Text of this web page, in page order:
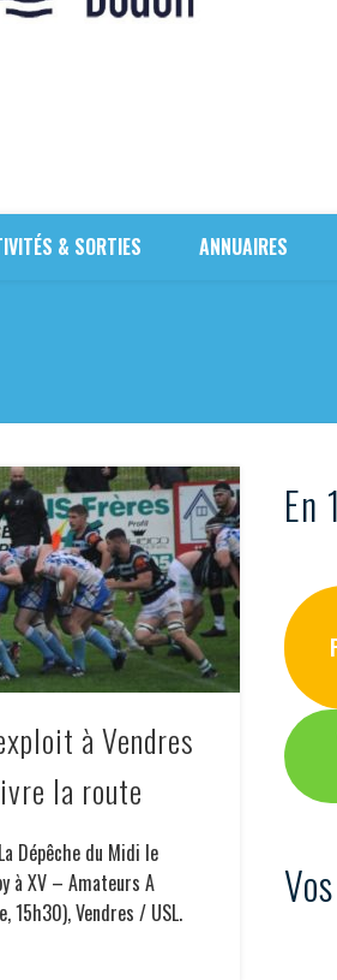
& SORTIES ANNUAIRES
à Vendres
la route
Dépêche du Midi le
à XV – Amateurs A
15h30), Vendres / USL.
En